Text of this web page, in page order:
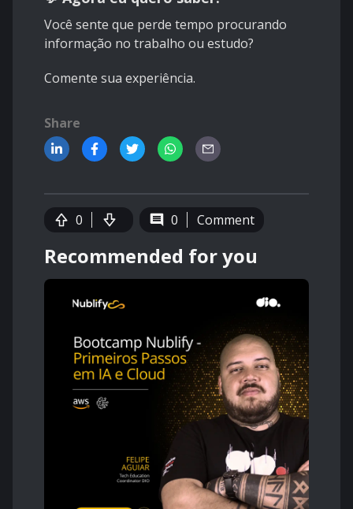
Você sente que perde tempo procurando
informação no trabalho ou estudo?
Comente sua experiência.
Share
0 0 Comment
Recommended for you